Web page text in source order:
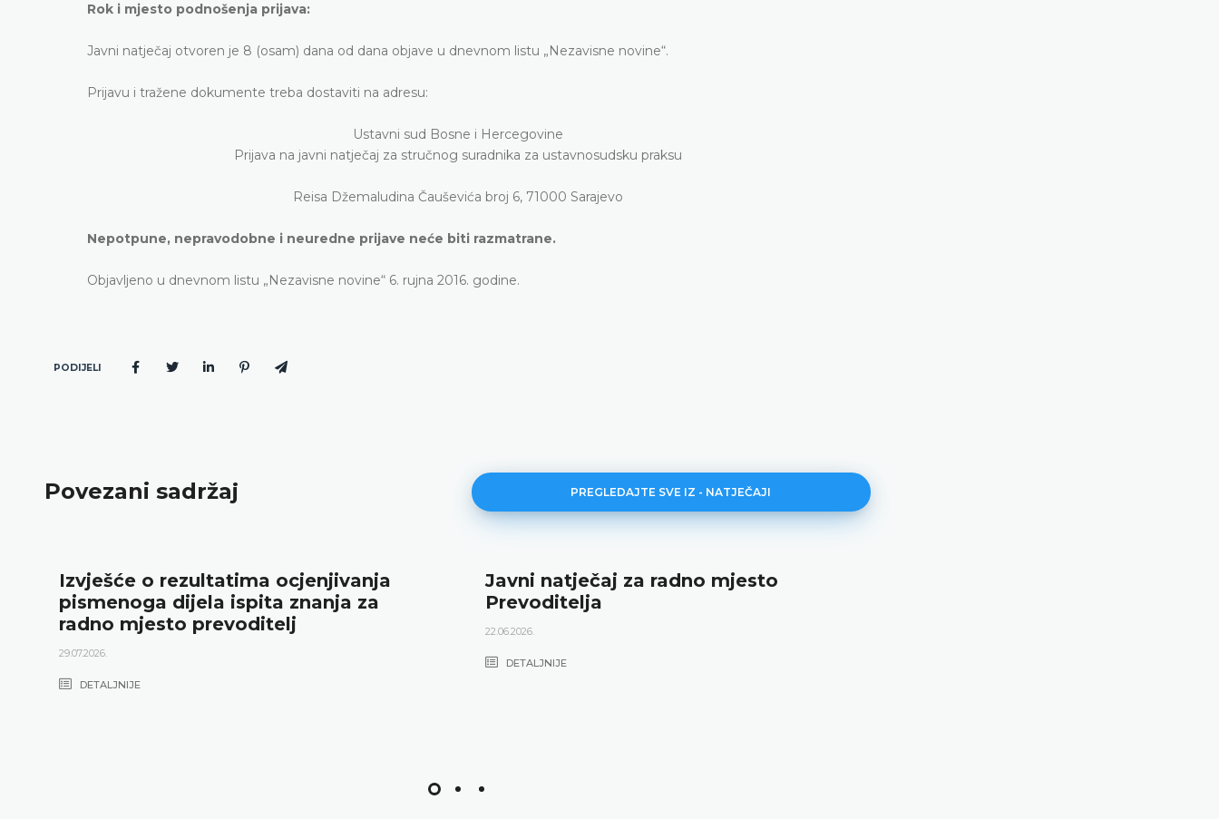
Rok i mjesto podnošenja prijava:
Javni natječaj otvoren je 8 (osam) dana od dana objave u dnevnom listu „Nezavisne novine“.
Prijavu i tražene dokumente treba dostaviti na adresu:
Ustavni sud Bosne i Hercegovine
Prijava na javni natječaj za stručnog suradnika za ustavnosudsku praksu
Reisa Džemaludina Čauševića broj 6, 71000 Sarajevo
Nepotpune, nepravodobne i neuredne prijave neće biti razmatrane.
Objavljeno u dnevnom listu „Nezavisne novine“ 6. rujna 2016. godine.
PODIJELI
Povezani sadržaj PREGLEDAJTE SVE IZ - NATJEČAJI
Izvješće o rezultatima ocjenjivanja
pismenoga dijela ispita znanja za
radno mjesto prevoditelj
29.07.2026.
DETALJNIJE
Javni natječaj za radno mjesto
Prevoditelja
22.06.2026.
DETALJNIJE